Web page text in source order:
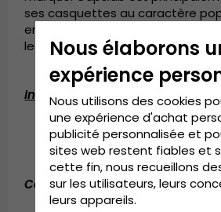
ses casquettes au caractère
emblématique et s’adresse à
les accessoires de mode
Informations détaillées:
Taille unique
Réglable à l'arrière de la
Composition:Coton / Polyester
Nous élaborons
expérience
Nous utilisons des cookies
une expérience d'achat
publicité personnalisée et
sites web restent fiables et
cette fin, nous recueillons
sur les utilisateurs, leurs
leurs appareils.